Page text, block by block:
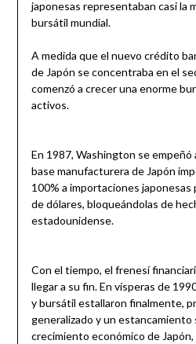
japonesas representaban casi la
bursátil mundial.
A medida que el nuevo crédito
de Japón se concentraba en el
comenzó a crecer una enorme
activos.
En 1987, Washington se empeñó
base manufacturera de Japón
100% a importaciones japonesas
de dólares, bloqueándolas de
estadounidense.
Con el tiempo, el frenesí
llegar a su fin. En vísperas de
y bursátil estallaron finalmente,
generalizado y un
crecimiento económico de Japón,